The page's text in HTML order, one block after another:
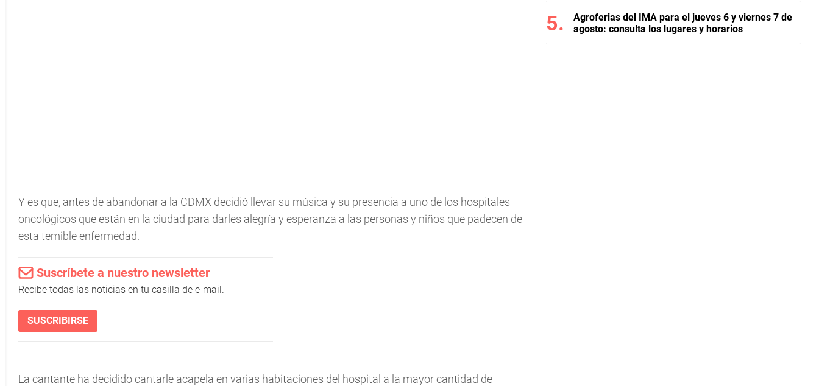
Y es que, antes de abandonar a la CDMX decidió llevar su música y su presencia a uno de los hospitales
oncológicos que están en la ciudad para darles alegría y esperanza a las personas y niños que padecen de
esta temible enfermedad.
Suscríbete a nuestro newsletter
Recibe todas las noticias en tu casilla de e-mail.
SUSCRIBIRSE
La cantante ha decidido cantarle acapela en varias habitaciones del hospital a la mayor cantidad de
Agroferias del IMA para el jueves 6 y viernes 7 de
agosto: consulta los lugares y horarios